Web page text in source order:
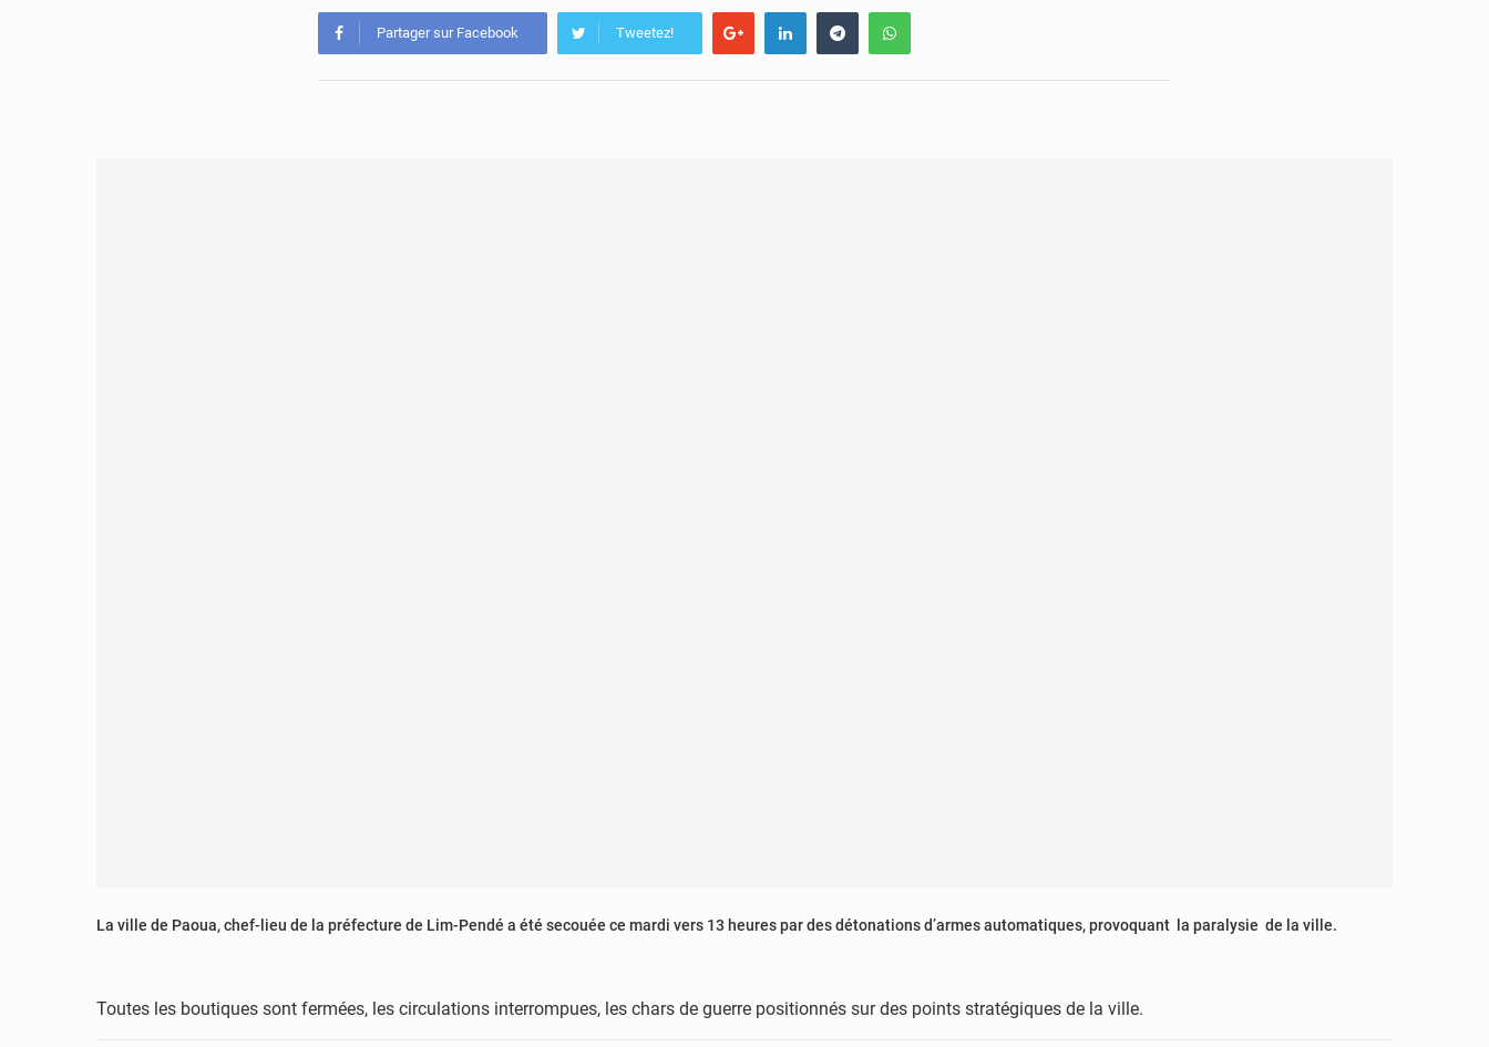
Partager sur Facebook Tweetez!
La ville de Paoua, chef-lieu de la préfecture de Lim-Pendé a été secouée ce mardi vers 13 heures par des détonations d’armes automatiques, provoquant la paralysie de la ville.
Toutes les boutiques sont fermées, les circulations interrompues, les chars de guerre positionnés sur des points stratégiques de la ville.